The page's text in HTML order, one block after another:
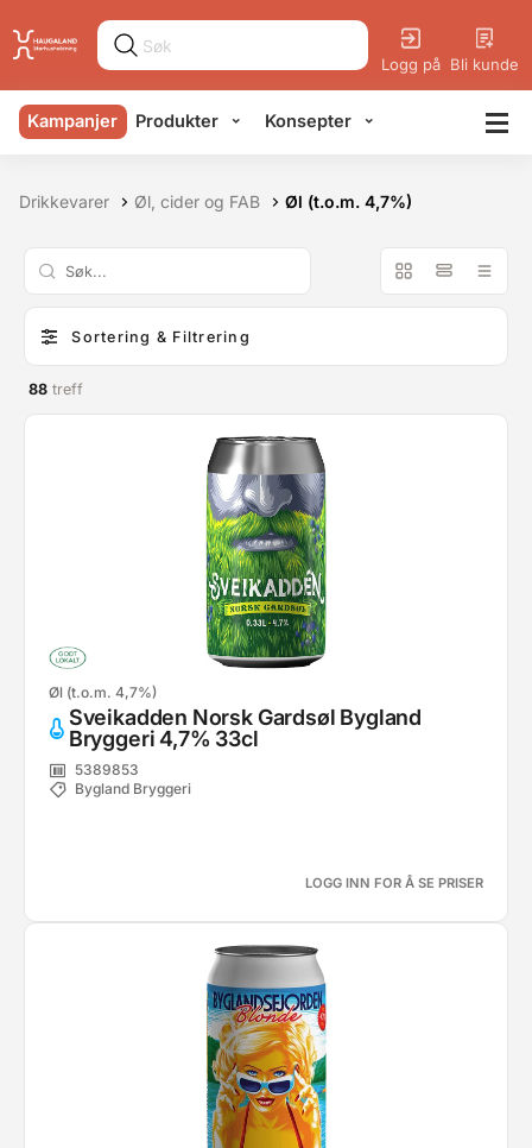
Logg på Bli kunde
Kampanjer Produkter Konsepter
Drikkevarer Øl, cider og FAB Øl (t.o.m. 4,7%)
Sortering & Filtrering
88 treff
Øl (t.o.m. 4,7%)
Sveikadden Norsk Gardsøl Bygland
Bryggeri 4,7% 33cl
5389853
Bygland Bryggeri
LOGG INN FOR Å SE PRISER